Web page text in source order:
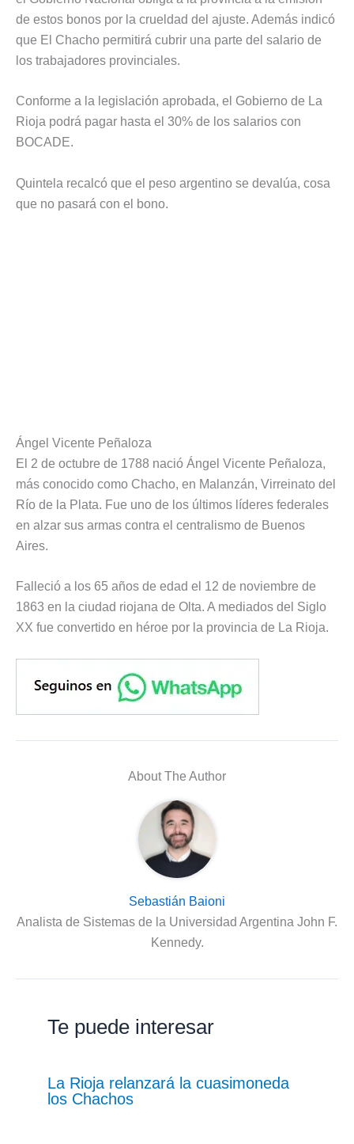
de estos bonos por la crueldad del ajuste. Además indicó
que El Chacho permitirá cubrir una parte del salario de
los trabajadores provinciales.
Conforme a la legislación aprobada, el Gobierno de La
Rioja podrá pagar hasta el 30% de los salarios con
BOCADE.
Quintela recalcó que el peso argentino se devalúa, cosa
que no pasará con el bono.
Ángel Vicente Peñaloza
El 2 de octubre de 1788 nació Ángel Vicente Peñaloza,
más conocido como Chacho, en Malanzán, Virreinato del
Río de la Plata. Fue uno de los últimos líderes federales
en alzar sus armas contra el centralismo de Buenos
Aires.
Falleció a los 65 años de edad el 12 de noviembre de
1863 en la ciudad riojana de Olta. A mediados del Siglo
XX fue convertido en héroe por la provincia de La Rioja.
About The Author
Sebastián Baioni
Analista de Sistemas de la Universidad Argentina John F.
Kennedy.
Te puede interesar
La Rioja relanzará la cuasimoneda
los Chachos